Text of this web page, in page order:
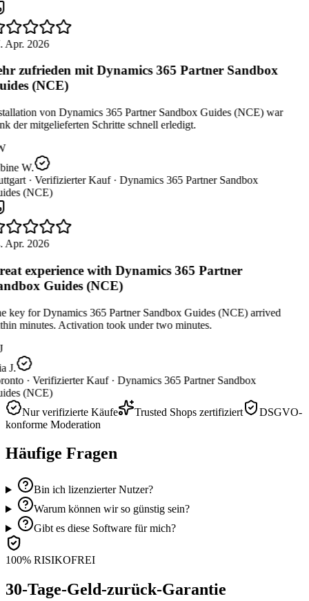
Apr. 2026
zufrieden mit Dynamics 365 Partner Sandbox
(NCE)
von Dynamics 365 Partner Sandbox Guides (NCE) war
der mitgelieferten Schritte schnell erledigt.
W.
· Verifizierter Kauf · Dynamics 365 Partner Sandbox
(NCE)
Apr. 2026
experience with Dynamics 365 Partner
Guides (NCE)
key for Dynamics 365 Partner Sandbox Guides (NCE) arrived
minutes. Activation took under two minutes.
J.
· Verifizierter Kauf · Dynamics 365 Partner Sandbox
(NCE)
Nur verifizierte Käufe
Trusted Shops zertifiziert
DSGVO-
konforme Moderation
Häufige Fragen
Bin ich lizenzierter Nutzer?
Warum können wir so günstig sein?
Gibt es diese Software für mich?
100% RISIKOFREI
30-Tage-Geld-zurück-Garantie